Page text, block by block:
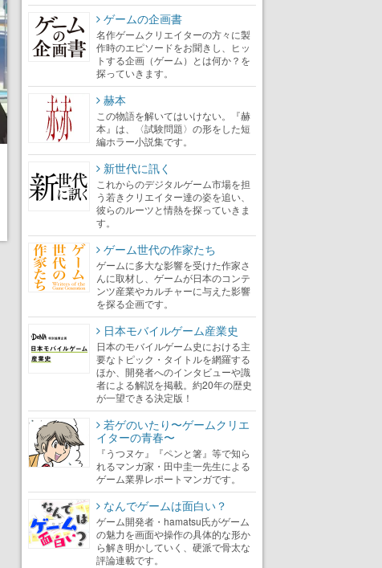
ゲームの企画書
名作ゲームクリエイターの方々に製
作時のエピソードをお聞きし、ヒッ
トする企画（ゲーム）とは何か？を
探っていきます。
赫本
この物語を解いてはいけない。『赫
本』は、〈試験問題〉の形をした短
編ホラー小説集です。
新世代に訊く
これからのデジタルゲーム市場を担
う若きクリエイター達の姿を追い、
彼らのルーツと情熱を探っていきま
す。
ゲーム世代の作家たち
ゲームに多大な影響を受けた作家さ
んに取材し、ゲームが日本のコンテ
ンツ産業やカルチャーに与えた影響
を探る企画です。
日本モバイルゲーム産業史
日本のモバイルゲーム史における主
要なトピック・タイトルを網羅する
ほか、開発者へのインタビューや識
者による解説を掲載。約20年の歴史
が一望できる決定版！
若ゲのいたり〜ゲームクリエ
イターの青春〜
『うつヌケ』『ペンと箸』等で知ら
れるマンガ家・田中圭一先生による
ゲーム業界レポートマンガです。
なんでゲームは面白い？
ゲーム開発者・hamatsu氏がゲーム
の魅力を画面や操作の具体的な形か
ら解き明かしていく、硬派で骨太な
評論連載です。